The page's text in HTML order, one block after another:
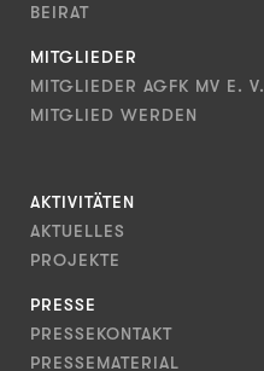
BEIRAT
MITGLIEDER
MITGLIEDER AGFK MV E. V.
MITGLIED WERDEN
AKTIVITÄTEN
AKTUELLES
PROJEKTE
PRESSE
PRESSEKONTAKT
PRESSEMATERIAL